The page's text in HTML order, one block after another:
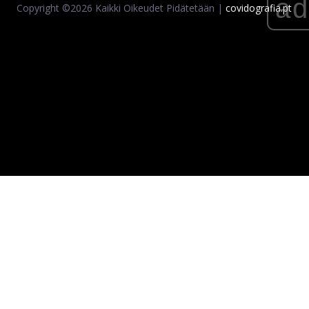
Copyright ©2026 Kaikki Oikeudet Pidätetään | covidografia.ptad